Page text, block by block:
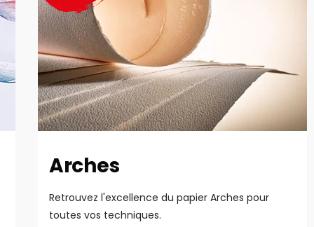
Arches
Retrouvez l'excellence du papier Arches pour
toutes vos techniques.